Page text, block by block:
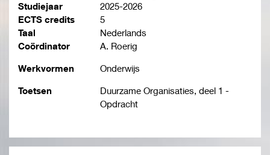
Studiejaar
2025-2026
ECTS credits
5
Taal
Nederlands
Coördinator
A. Roerig
Werkvormen Onderwijs
Toetsen
Duurzame Organisaties, deel 1 -
Opdracht